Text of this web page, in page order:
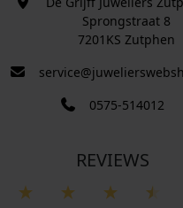
Sprongstraat 8
7201KS Zutphen
0575-514012
REVIEWS